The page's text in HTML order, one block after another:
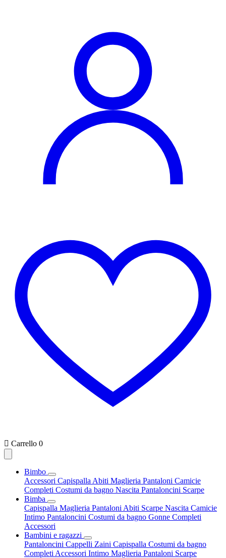
 Carrello 0
Bimbo
Accessori Capispalla Abiti Maglieria Pantaloni Camicie
Completi Costumi da bagno Nascita Pantaloncini Scarpe
Bimba
Capispalla Maglieria Pantaloni Abiti Scarpe Nascita Camicie
Intimo Pantaloncini Costumi da bagno Gonne Completi
Accessori
Bambini e ragazzi
Pantaloncini Cappelli Zaini Capispalla Costumi da bagno
Completi Accessori Intimo Maglieria Pantaloni Scarpe